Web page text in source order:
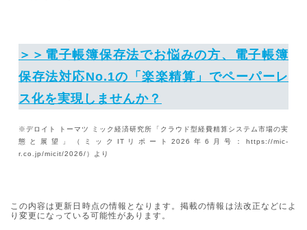
＞＞電子帳簿保存法でお悩みの方、電子帳簿
保存法対応No.1の「楽楽精算」でペーパーレ
ス化を実現しませんか？
※デロイト トーマツ ミック経済研究所「クラウド型経費精算システム市場の実
態と展望」（ミックITリポート2026年6月号：https://mic-
r.co.jp/micit/2026/）より
この内容は更新日時点の情報となります。掲載の情報は法改正などによ
り変更になっている可能性があります。